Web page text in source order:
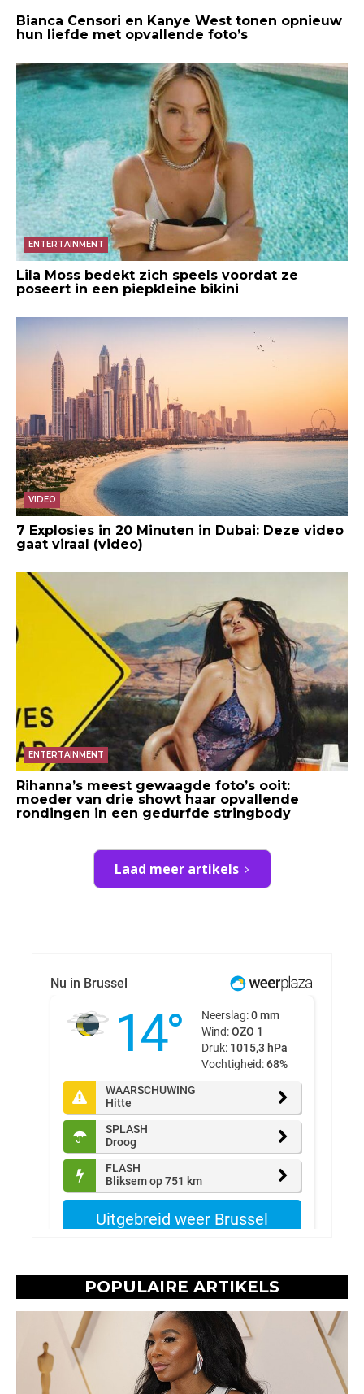
Bianca Censori en Kanye West tonen opnieuw
hun liefde met opvallende foto’s
ENTERTAINMENT
Lila Moss bedekt zich speels voordat ze
poseert in een piepkleine bikini
VIDEO
7 Explosies in 20 Minuten in Dubai: Deze video
gaat viraal (video)
ENTERTAINMENT
Rihanna’s meest gewaagde foto’s ooit:
moeder van drie showt haar opvallende
rondingen in een gedurfde stringbody
Laad meer artikels
POPULAIRE ARTIKELS